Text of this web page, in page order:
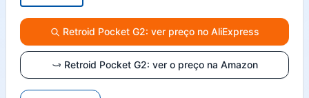
Retroid Pocket G2: ver preço no AliExpress
Retroid Pocket G2: ver o preço na Amazon